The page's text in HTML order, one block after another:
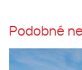
Podobné
Ponúkame